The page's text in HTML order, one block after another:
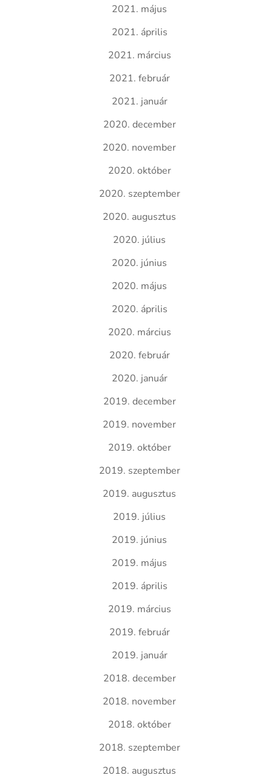
2021. május
2021. április
2021. március
2021. február
2021. január
2020. december
2020. november
2020. október
2020. szeptember
2020. augusztus
2020. július
2020. június
2020. május
2020. április
2020. március
2020. február
2020. január
2019. december
2019. november
2019. október
2019. szeptember
2019. augusztus
2019. július
2019. június
2019. május
2019. április
2019. március
2019. február
2019. január
2018. december
2018. november
2018. október
2018. szeptember
2018. augusztus